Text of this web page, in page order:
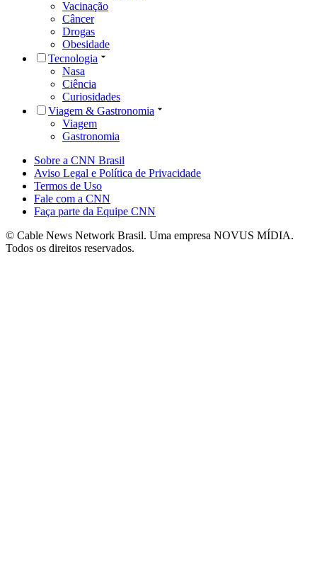
Vacinação
Câncer
Drogas
Obesidade
Tecnologia
Nasa
Ciência
Curiosidades
Viagem & Gastronomia
Viagem
Gastronomia
Sobre a CNN Brasil
Aviso Legal e Política de Privacidade
Termos de Uso
Fale com a CNN
Faça parte da Equipe CNN
© Cable News Network Brasil. Uma empresa NOVUS MÍDIA.
Todos os direitos reservados.